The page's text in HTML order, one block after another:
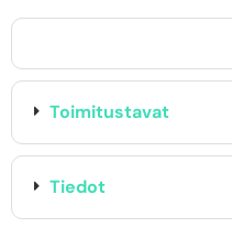
Toimitustavat
Tiedot